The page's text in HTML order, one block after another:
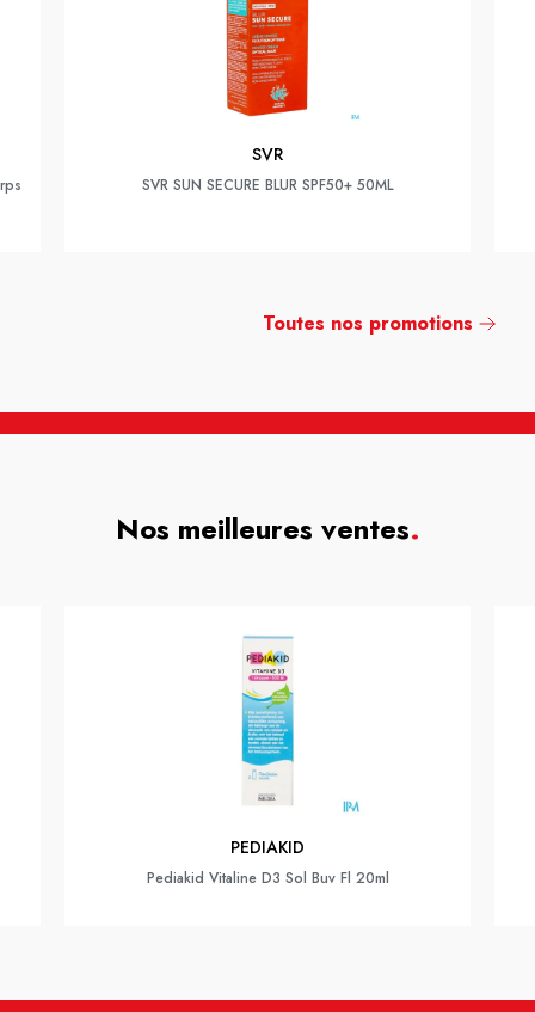
SVR
SVR SUN SECURE BLUR SPF50+ 50ML
Toutes nos promotions
Nos meilleures ventes.
PEDIAKID
Pediakid Vitaline D3 Sol Buv Fl 20ml